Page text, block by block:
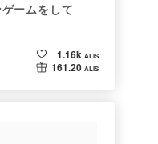
ームをして
1.16k ALIS
161.20 ALIS